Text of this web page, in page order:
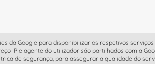
da Google para disponibilizar os respetivos
IP e agente do utilizador são partilhados com a
de segurança, para assegurar a qualidade do